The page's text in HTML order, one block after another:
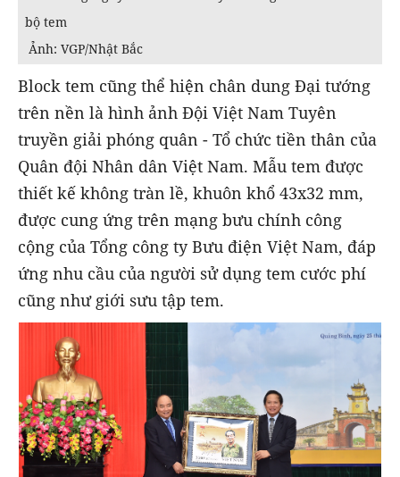
bộ tem
Ảnh: VGP/Nhật Bắc
Block tem cũng thể hiện chân dung Đại tướng
trên nền là hình ảnh Đội Việt Nam Tuyên
truyền giải phóng quân - Tổ chức tiền thân của
Quân đội Nhân dân Việt Nam. Mẫu tem được
thiết kế không tràn lề, khuôn khổ 43x32 mm,
được cung ứng trên mạng bưu chính công
cộng của Tổng công ty Bưu điện Việt Nam, đáp
ứng nhu cầu của người sử dụng tem cước phí
cũng như giới sưu tập tem.